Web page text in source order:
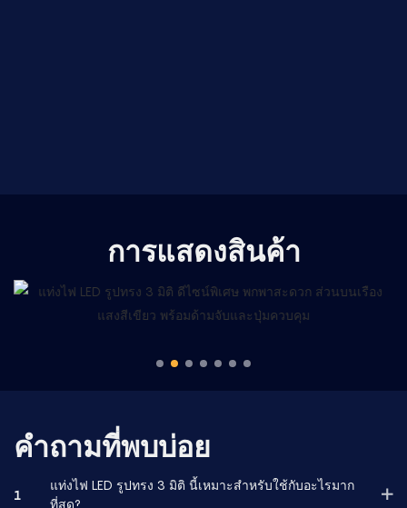
การแสดงสินค้า
คำถามที่พบบ่อย
1
แท่งไฟ LED รูปทรง 3 มิติ นี้เหมาะสำหรับใช้กับอะไรมาก
ที่สุด?